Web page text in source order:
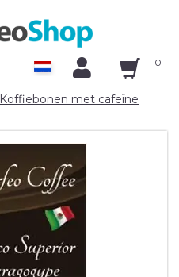
0
Koffiebonen met cafeïne